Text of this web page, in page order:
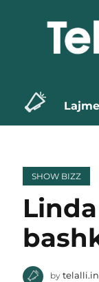
Lajme
SHOW BIZZ
by